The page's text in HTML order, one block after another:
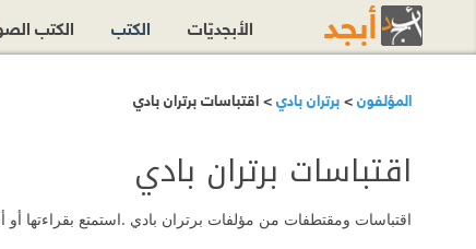
المؤلفون>برتران بادي> اقتباسات برتران بادي
اقتباسات برتران بادي
اقتباسات ومقتطفات من مؤلفات برتران بادي .استمتع بقراءتها
الأبجديّات الكتب الكتب